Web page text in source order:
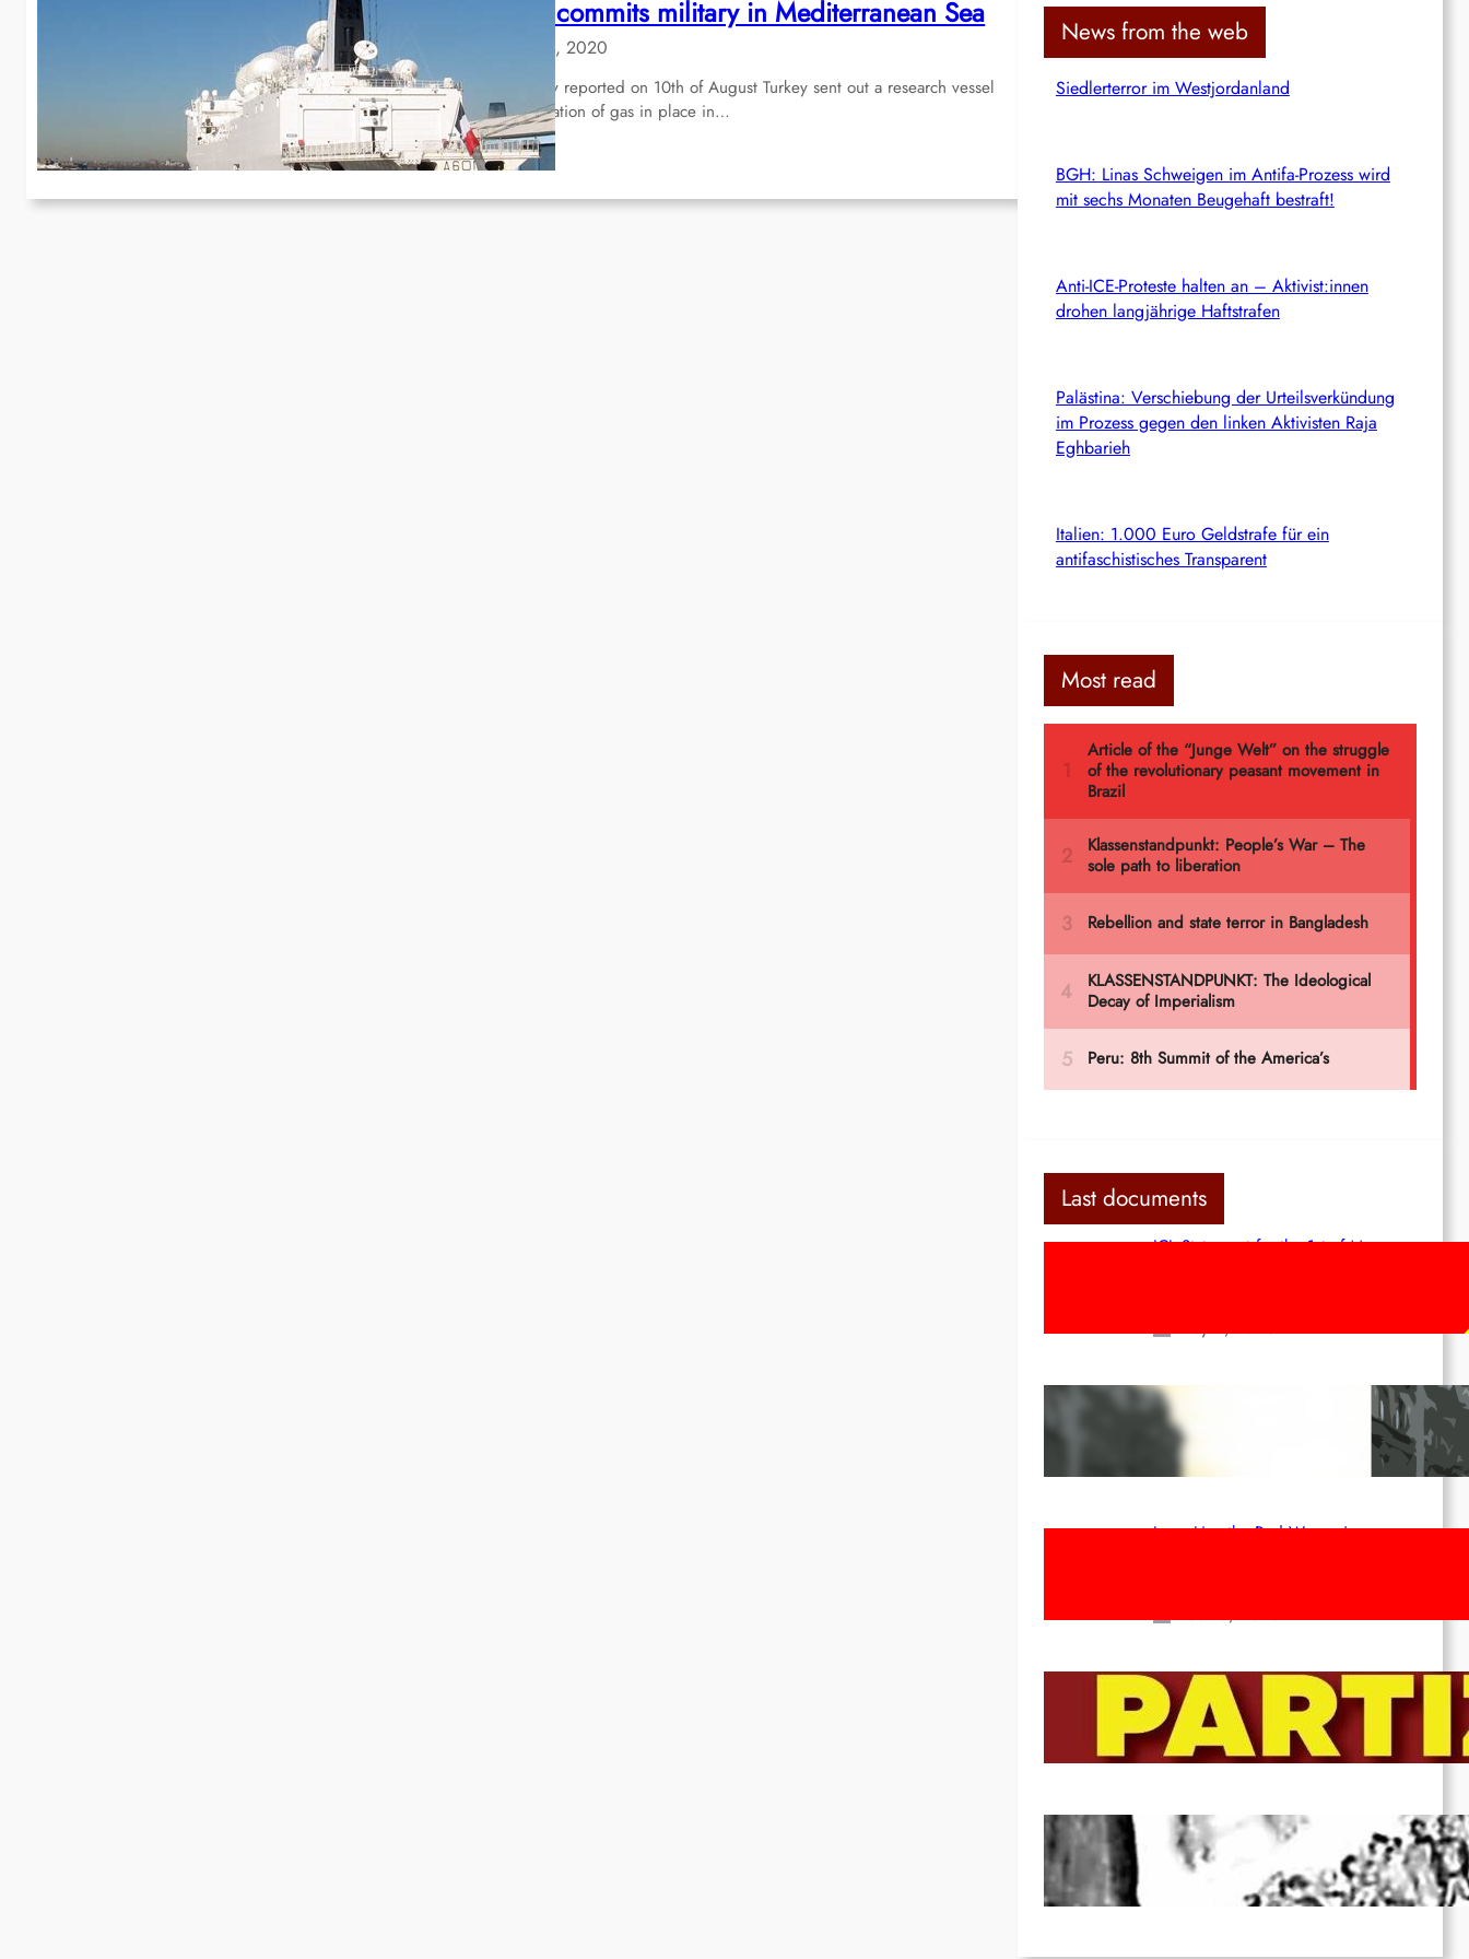
France commits military in Mediterranean Sea
Aug 20, 2020
Like already reported on 10th of August Turkey sent out a research vessel
for investigation of gas in place in…
c
News from the web
Siedlerterror im Westjordanland
BGH: Linas Schweigen im Antifa-Prozess wird
mit sechs Monaten Beugehaft bestraft!
Anti-ICE-Proteste halten an – Aktivist:innen
drohen langjährige Haftstrafen
Palästina: Verschiebung der Urteilsverkündung
im Prozess gegen den linken Aktivisten Raja
Eghbarieh
Italien: 1.000 Euro Geldstrafe für ein
antifaschistisches Transparent
Most read
Last documents
ICL Statement for the 1st of May:
Red League: To the streets for the
1st of May!
Long Live the Red Women’s
To the Streets for the Luxemburg-
Liebknecht-Lenin-March in 2026!
Dec 20, 2025
Pre-publication of Class-Position
#22*
Dec 7, 2025